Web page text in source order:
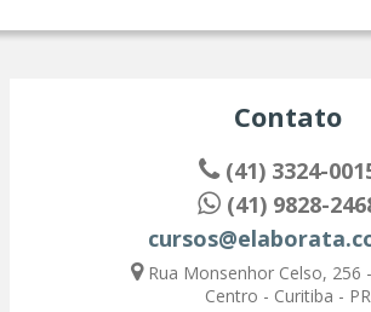
Contato
(41) 3324-
(41) 9828-
Rua Monsenhor Celso, 256
Centro - Curitiba - PR